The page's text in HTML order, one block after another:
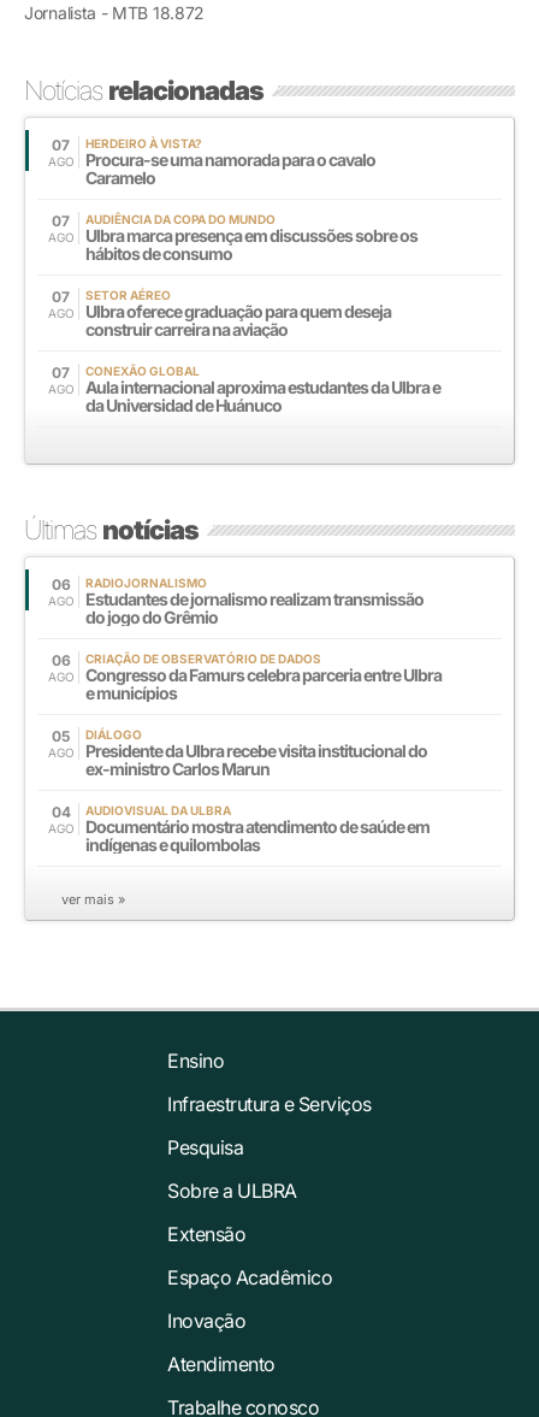
Jornalista - MTB 18.872
Notíciasrelacionadas
07
AGO
HERDEIRO À VISTA?
Procura-se uma namorada para o cavalo
Caramelo
07
AGO
AUDIÊNCIA DA COPA DO MUNDO
Ulbra marca presença em discussões sobre os
hábitos de consumo
07
AGO
SETOR AÉREO
Ulbra oferece graduação para quem deseja
construir carreira na aviação
07
AGO
CONEXÃO GLOBAL
Aula internacional aproxima estudantes da Ulbra e
da Universidad de Huánuco
Últimasnotícias
06
AGO
RADIOJORNALISMO
Estudantes de jornalismo realizam transmissão
do jogo do Grêmio
06
AGO
CRIAÇÃO DE OBSERVATÓRIO DE DADOS
Congresso da Famurs celebra parceria entre Ulbra
e municípios
05
AGO
DIÁLOGO
Presidente da Ulbra recebe visita institucional do
ex-ministro Carlos Marun
04
AGO
AUDIOVISUAL DA ULBRA
Documentário mostra atendimento de saúde em
indígenas e quilombolas
ver mais »
Ensino
Infraestrutura e Serviços
Pesquisa
Sobre a ULBRA
Extensão
Espaço Acadêmico
Inovação
Atendimento
Trabalhe conosco